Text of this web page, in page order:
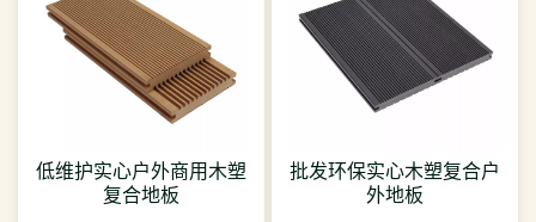
低维护实心户外商用木塑
复合地板
批发环保实心木塑复合户
外地板